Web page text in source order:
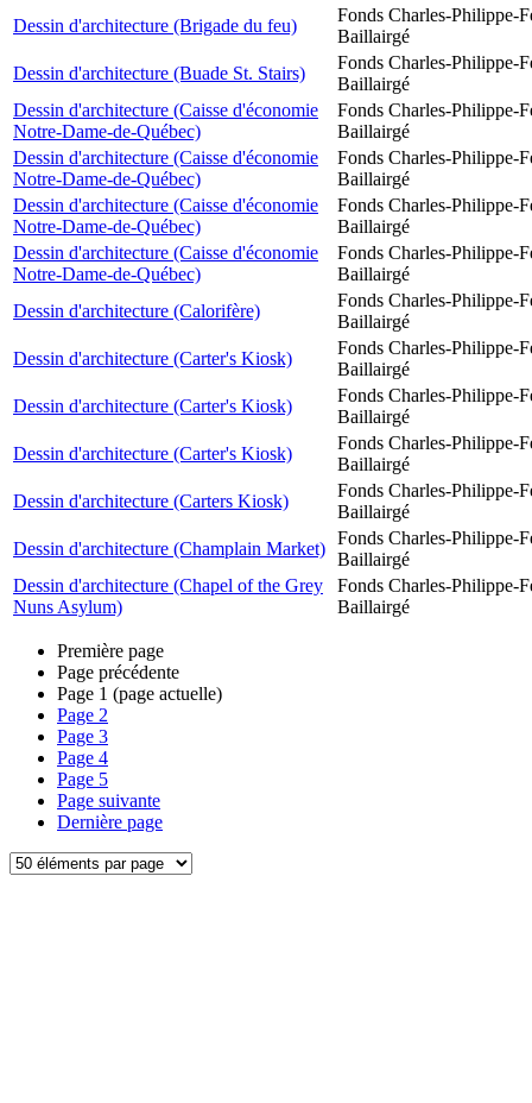
Dessin d'architecture (Brigade du feu)
Fonds Charles-Philippe-
Baillairgé
Dessin d'architecture (Buade St. Stairs)
Fonds Charles-Philippe-
Baillairgé
Dessin d'architecture (Caisse d'économie
Notre-Dame-de-Québec)
Fonds Charles-Philippe-
Baillairgé
Dessin d'architecture (Caisse d'économie
Notre-Dame-de-Québec)
Fonds Charles-Philippe-
Baillairgé
Dessin d'architecture (Caisse d'économie
Notre-Dame-de-Québec)
Fonds Charles-Philippe-
Baillairgé
Dessin d'architecture (Caisse d'économie
Notre-Dame-de-Québec)
Fonds Charles-Philippe-
Baillairgé
Dessin d'architecture (Calorifère)
Fonds Charles-Philippe-
Baillairgé
Dessin d'architecture (Carter's Kiosk)
Fonds Charles-Philippe-
Baillairgé
Dessin d'architecture (Carter's Kiosk)
Fonds Charles-Philippe-
Baillairgé
Dessin d'architecture (Carter's Kiosk)
Fonds Charles-Philippe-
Baillairgé
Dessin d'architecture (Carters Kiosk)
Fonds Charles-Philippe-
Baillairgé
Dessin d'architecture (Champlain Market)
Fonds Charles-Philippe-
Baillairgé
Dessin d'architecture (Chapel of the Grey
Nuns Asylum)
Fonds Charles-Philippe-
Baillairgé
Première page
Page précédente
Page 1 (page actuelle)
Page 2
Page 3
Page 4
Page 5
Page suivante
Dernière page